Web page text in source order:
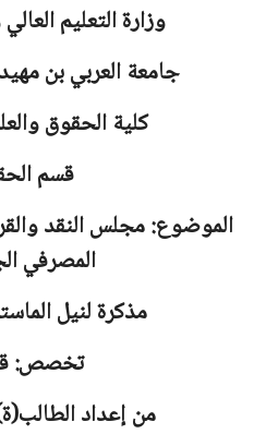
وزارة التعليم
جامعةالعربي بن
كلية الحقوق
قسم
الموضوع: مجلس النقد
المصرفي
مذكرة لنيل
تخصص:
من إعداد